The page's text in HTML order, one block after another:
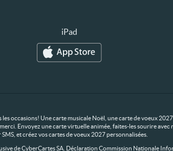
iPad
occasions! Une carte musicale Noël, une carte de voeux
Envoyez une carte virtuelle animée, faites-les sourire
et créez vos cartes de voeux 2027 personnalisées.
de CyberCartes SA. Déclaration Commission Nationale